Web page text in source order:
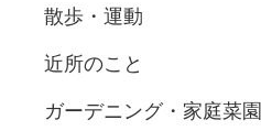
散歩・運動
近所のこと
ガーデニング・家庭菜園